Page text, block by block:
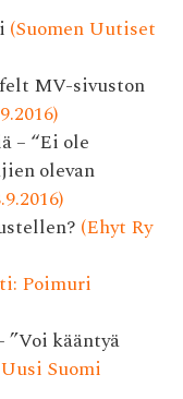
(Suomen Uutiset
MV-sivuston
– “Ei ole
olevan
(Ehyt Ry
Poimuri
kääntyä
Suomi